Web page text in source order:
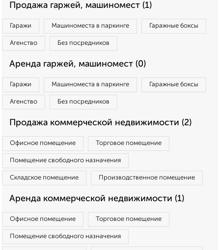
Продажа гаржей, машиномест (1)
Гаражи Машиноместа в паркинге Гаражные боксы
Агенство Без посредников
Аренда гаржей, машиномест (0)
Гаражи Машиноместа в паркинге Гаражные боксы
Агенство Без посредников
Продажа коммерческой недвижимости (2)
Офисное помещение Торговое помещение
Помещение свободного назначения
Складское помещение Производственное помещение
Аренда коммерческой недвижимости (1)
Офисное помещение Торговое помещение
Помещение свободного назначения